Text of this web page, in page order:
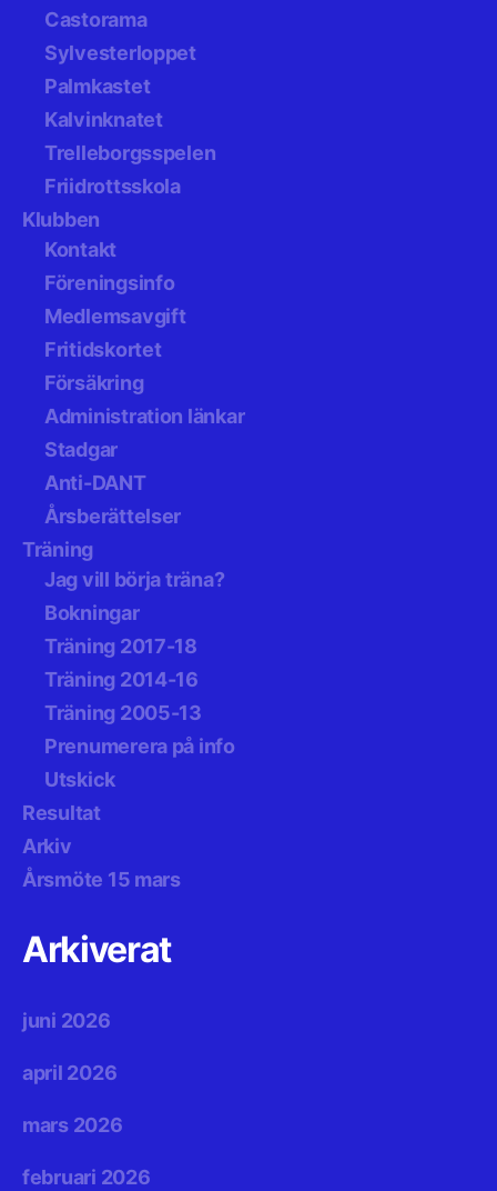
Castorama
Sylvesterloppet
Palmkastet
Kalvinknatet
Trelleborgsspelen
Friidrottsskola
Klubben
Kontakt
Föreningsinfo
Medlemsavgift
Fritidskortet
Försäkring
Administration länkar
Stadgar
Anti-DANT
Årsberättelser
Träning
Jag vill börja träna?
Bokningar
Träning 2017-18
Träning 2014-16
Träning 2005-13
Prenumerera på info
Utskick
Resultat
Arkiv
Årsmöte 15 mars
Arkiverat
juni 2026
april 2026
mars 2026
februari 2026